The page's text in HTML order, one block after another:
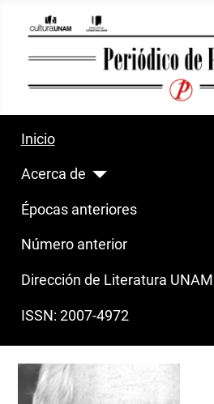
Inicio
Acerca de
Épocas anteriores
Número anterior
Dirección de Literatura UNAM
ISSN: 2007-4972